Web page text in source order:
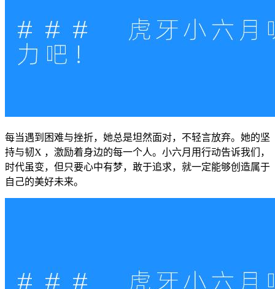
每当遇到困难与挫折，她总是坦然面对，不轻言放弃。她的坚
持与韧X ，激励着身边的每一个人。小六月用行动告诉我们，
时代虽变，但只要心中有梦，敢于追求，就一定能够创造属于
自己的美好未来。